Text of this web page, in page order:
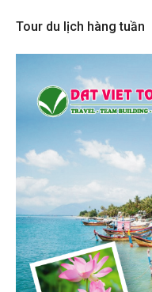
Tour du lịch hàng tuần